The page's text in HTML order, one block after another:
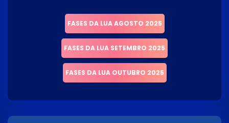
FASES DA LUA AGOSTO 2025
FASES DA LUA SETEMBRO 2025
FASES DA LUA OUTUBRO 2025